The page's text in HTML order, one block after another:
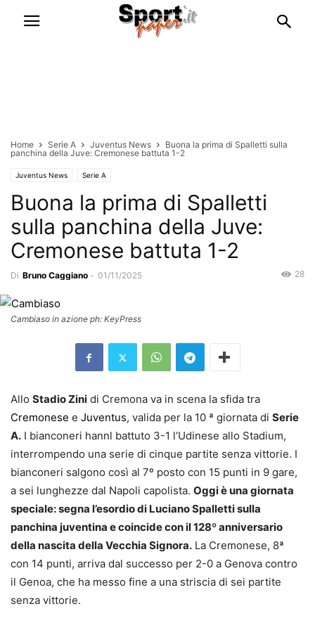
Home Serie A Juventus News
Buona la prima di Spalletti sulla
panchina della Juve: Cremonese battuta 1-2
Juventus News Serie A
Buona la prima di Spalletti
sulla panchina della Juve:
Cremonese battuta 1-2
Di Bruno Caggiano - 01/11/2025 28
Cambiaso in azione ph: KeyPress
Allo Stadio Zini di Cremona va in scena la sfida tra
Cremonese e Juventus, valida per la 10 ª giornata di Serie
A. I bianconeri hannl battuto 3-1 l’Udinese allo Stadium,
interrompendo una serie di cinque partite senza vittorie. I
bianconeri salgono così al 7º posto con 15 punti in 9 gare,
a sei lunghezze dal Napoli capolista. Oggi è una giornata
speciale: segna l’esordio di Luciano Spalletti sulla
panchina juventina e coincide con il 128º anniversario
della nascita della Vecchia Signora. La Cremonese, 8ª
con 14 punti, arriva dal successo per 2-0 a Genova contro
il Genoa, che ha messo fine a una striscia di sei partite
senza vittorie.